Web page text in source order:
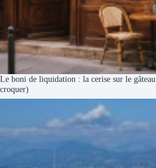
Le boni de liquidation : la cerise sur le
croquer)